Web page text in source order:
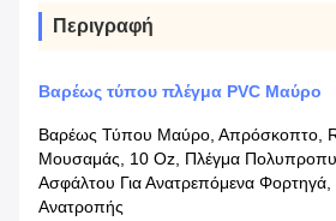
Περιγραφή
Βαρέως τύπου πλέγμα PVC Μαύρο
Βαρέως Τύπου Μαύρο, Απρόσκοπτο,
Μουσαμάς, 10 Oz, Πλέγμα
Ασφάλτου Για Ανατρεπόμενα
Ανατροπής